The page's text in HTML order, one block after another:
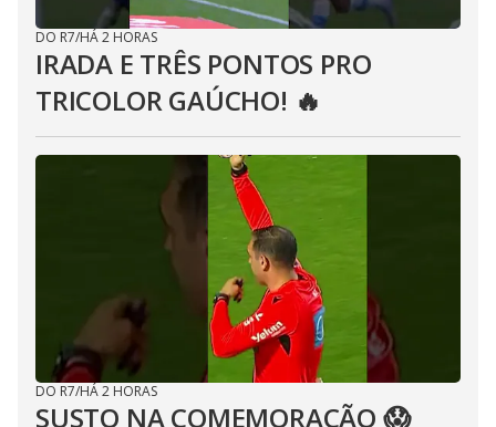
DO R7/HÁ 2 HORAS
IRADA E TRÊS PONTOS PRO
TRICOLOR GAÚCHO! 🔥
DO R7/HÁ 2 HORAS
SUSTO NA COMEMORAÇÃO 😱